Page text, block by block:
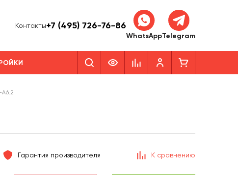
Контакты+7 (495) 726-76-86
WhatsAppTelegram
A6.2
Гарантия производителя К сравнению